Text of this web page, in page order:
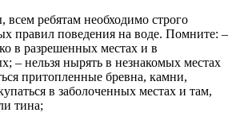
всем ребятам необходимо строго
правил поведения на воде. Помните: –
в разрешенных местах и в
– нельзя нырять в незнакомых местах
притопленные бревна, камни,
в заболоченных местах и там,
тина;